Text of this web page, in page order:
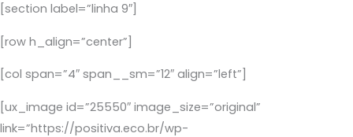
[section label=”linha 9″]
[row h_align=”center”]
[col span=”4″ span__sm=”12″ align=”left”]
[ux_image id=”25550″ image_size=”original”
link=”https://positiva.eco.br/wp-